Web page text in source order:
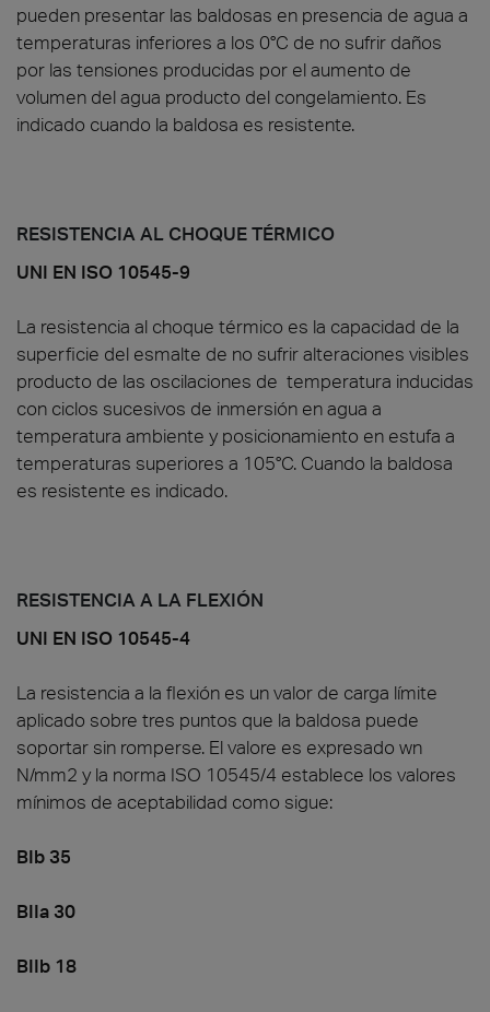
pueden presentar las baldosas en presencia de agua a
temperaturas inferiores a los 0°C de no sufrir daños
por las tensiones producidas por el aumento de
volumen del agua producto del congelamiento. Es
indicado cuando la baldosa es resistente.
RESISTENCIA AL CHOQUE TÉRMICO
UNI EN ISO 10545-9
La resistencia al choque térmico es la capacidad de la
superficie del esmalte de no sufrir alteraciones visibles
producto de las oscilaciones de temperatura inducidas
con ciclos sucesivos de inmersión en agua a
temperatura ambiente y posicionamiento en estufa a
temperaturas superiores a 105°C. Cuando la baldosa
es resistente es indicado.
RESISTENCIA A LA FLEXIÓN
UNI EN ISO 10545-4
La resistencia a la flexión es un valor de carga límite
aplicado sobre tres puntos que la baldosa puede
soportar sin romperse. El valore es expresado wn
N/mm2 y la norma ISO 10545/4 establece los valores
mínimos de aceptabilidad como sigue:
BIb 35
BIIa 30
BIIb 18